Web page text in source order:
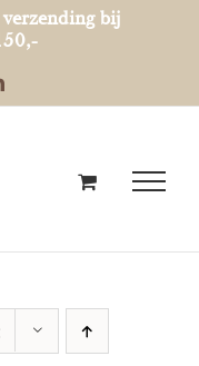
bij
LinkedIn